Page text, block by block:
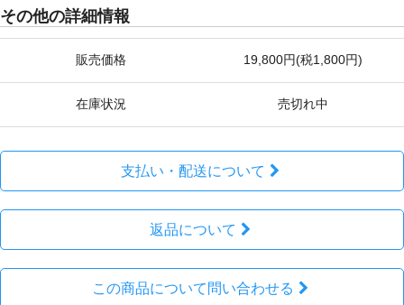
その他の詳細情報
販売価格 19,800円(税1,800円)
在庫状況 売切れ中
支払い・配送について
返品について
この商品について問い合わせる